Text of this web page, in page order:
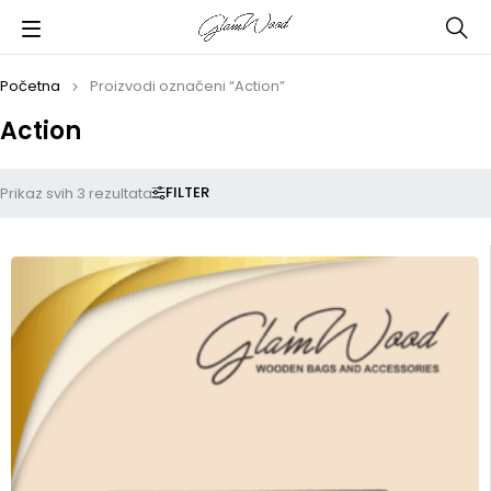
Action
Početna Proizvodi označeni “Action”
FILTER
Prikaz svih 3 rezultata